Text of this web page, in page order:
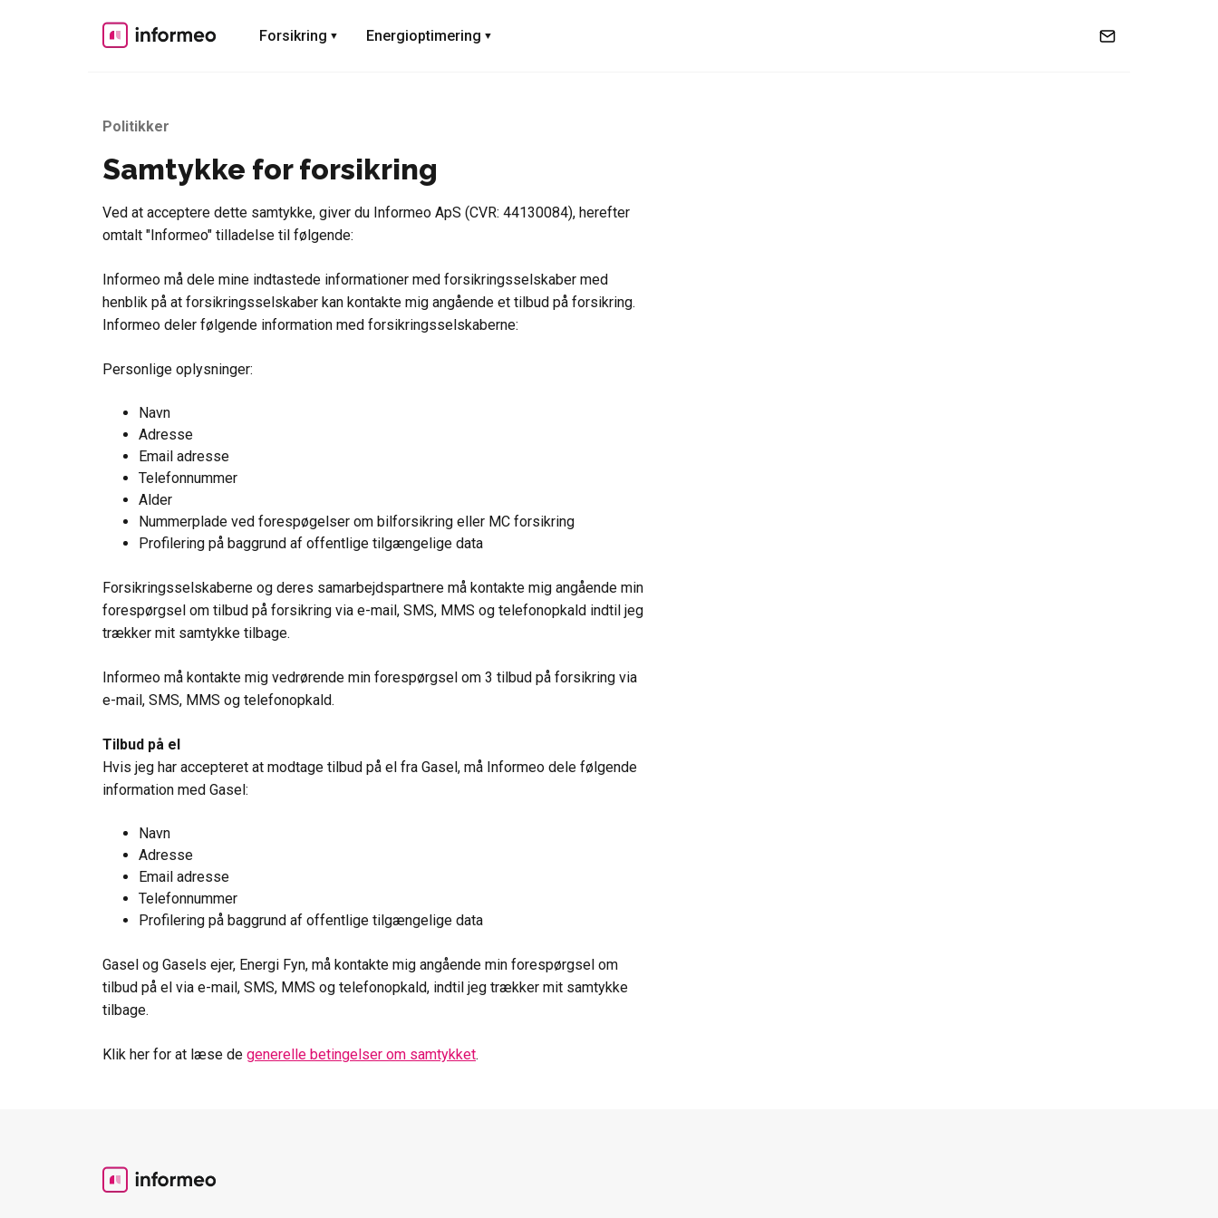
Forsikring Energioptimering
Politikker
Samtykke for forsikring
Ved at acceptere dette samtykke, giver du Informeo ApS (CVR: 44130084), herefter
omtalt "Informeo" tilladelse til følgende:
Informeo må dele mine indtastede informationer med forsikringsselskaber med
henblik på at forsikringsselskaber kan kontakte mig angående et tilbud på forsikring.
Informeo deler følgende information med forsikringsselskaberne:
Personlige oplysninger:
Navn
Adresse
Email adresse
Telefonnummer
Alder
Nummerplade ved forespøgelser om bilforsikring eller MC forsikring
Profilering på baggrund af offentlige tilgængelige data
Forsikringsselskaberne og deres samarbejdspartnere må kontakte mig angående min
forespørgsel om tilbud på forsikring via e-mail, SMS, MMS og telefonopkald indtil jeg
trækker mit samtykke tilbage.
Informeo må kontakte mig vedrørende min forespørgsel om 3 tilbud på forsikring via
e-mail, SMS, MMS og telefonopkald.
Tilbud på el
Hvis jeg har accepteret at modtage tilbud på el fra Gasel, må Informeo dele følgende
information med Gasel:
Navn
Adresse
Email adresse
Telefonnummer
Profilering på baggrund af offentlige tilgængelige data
Gasel og Gasels ejer, Energi Fyn, må kontakte mig angående min forespørgsel om
tilbud på el via e-mail, SMS, MMS og telefonopkald, indtil jeg trækker mit samtykke
tilbage.
Klik her for at læse de generelle betingelser om samtykket.